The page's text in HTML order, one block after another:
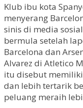
Klub ibu kota
menyerang
sinis di media
bermula setelah
Barcelona dan
Alvarez di Atletico
itu disebut
dan lebih tertarik
peluang meraih